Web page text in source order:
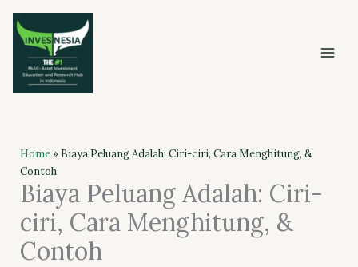
Skip
content
Home» Biaya Peluang Adalah: Ciri-ciri, Cara Menghitung, &
Contoh
Biaya Peluang Adalah: Ciri-
ciri, Cara Menghitung, &
Contoh